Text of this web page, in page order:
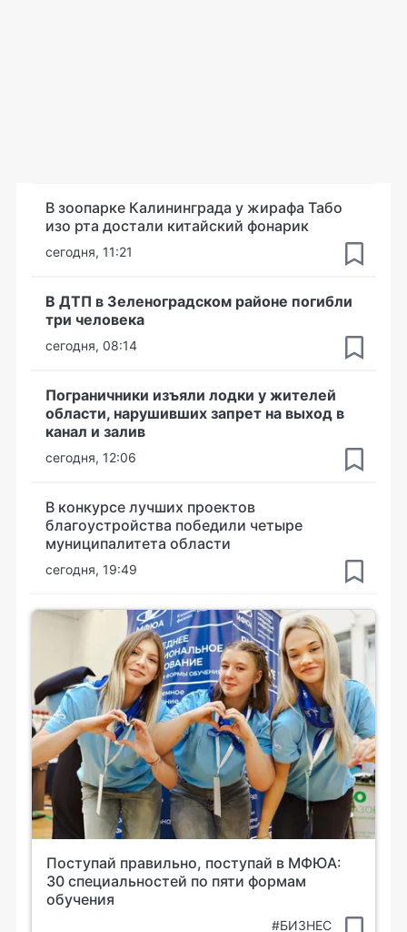
В зоопарке Калининграда у жирафа Табо
изо рта достали китайский фонарик
сегодня, 11:21
В ДТП в Зеленоградском районе погибли
три человека
сегодня, 08:14
Пограничники изъяли лодки у жителей
области, нарушивших запрет на выход в
канал и залив
сегодня, 12:06
В конкурсе лучших проектов
благоустройства победили четыре
муниципалитета области
сегодня, 19:49
Поступай правильно, поступай в МФЮА:
30 специальностей по пяти формам
обучения
#БИЗНЕС